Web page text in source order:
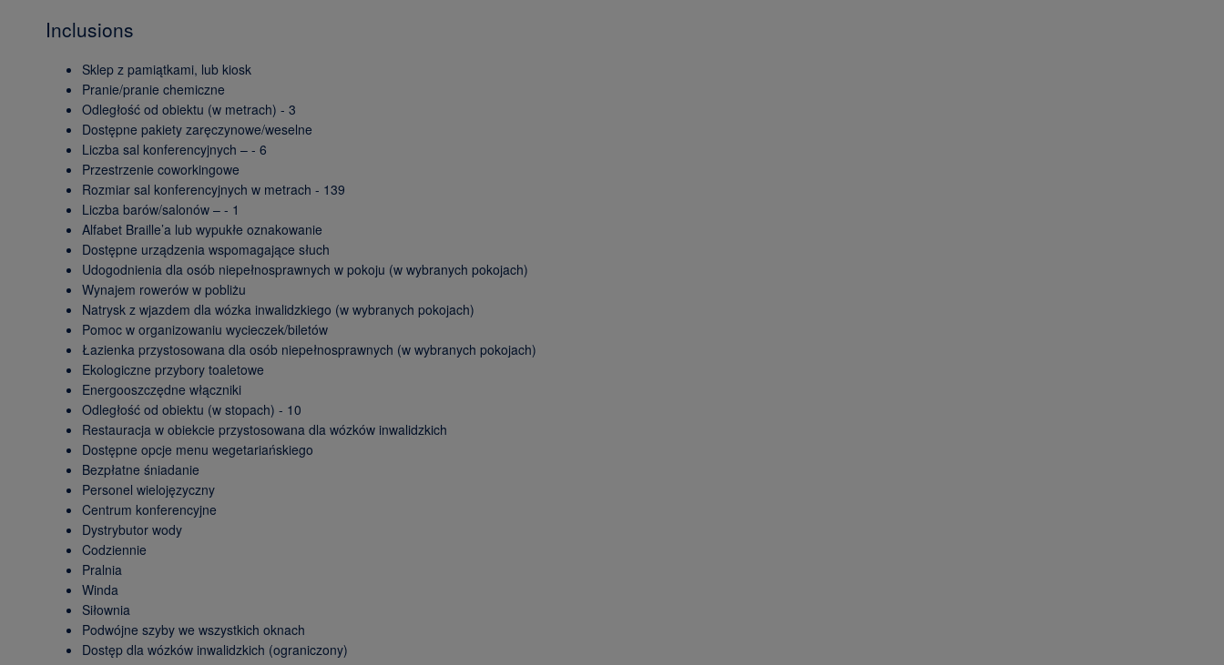
Inclusions
Sklep z pamiątkami, lub kiosk
Pranie/pranie chemiczne
Odległość od obiektu (w metrach) - 3
Dostępne pakiety zaręczynowe/weselne
Liczba sal konferencyjnych – - 6
Przestrzenie coworkingowe
Rozmiar sal konferencyjnych w metrach - 139
Liczba barów/salonów – - 1
Alfabet Braille’a lub wypukłe oznakowanie
Dostępne urządzenia wspomagające słuch
Udogodnienia dla osób niepełnosprawnych w pokoju (w wybranych pokojach)
Wynajem rowerów w pobliżu
Natrysk z wjazdem dla wózka inwalidzkiego (w wybranych pokojach)
Pomoc w organizowaniu wycieczek/biletów
Łazienka przystosowana dla osób niepełnosprawnych (w wybranych pokojach)
Ekologiczne przybory toaletowe
Energooszczędne włączniki
Odległość od obiektu (w stopach) - 10
Restauracja w obiekcie przystosowana dla wózków inwalidzkich
Dostępne opcje menu wegetariańskiego
Bezpłatne śniadanie
Personel wielojęzyczny
Centrum konferencyjne
Dystrybutor wody
Codziennie
Pralnia
Winda
Siłownia
Podwójne szyby we wszystkich oknach
Dostęp dla wózków inwalidzkich (ograniczony)